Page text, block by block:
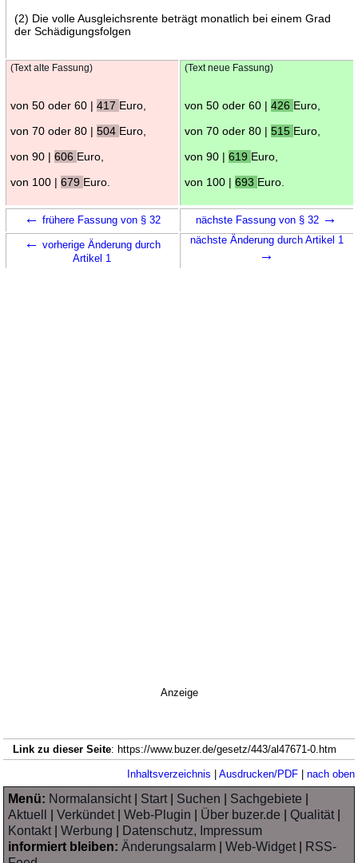
(2) Die volle Ausgleichsrente beträgt monatlich bei einem Grad
der Schädigungsfolgen
(Text alte Fassung)
von 50 oder 60 | 417 Euro,
von 70 oder 80 | 504 Euro,
von 90 | 606 Euro,
von 100 | 679 Euro.
(Text neue Fassung)
von 50 oder 60 | 426 Euro,
von 70 oder 80 | 515 Euro,
von 90 | 619 Euro,
von 100 | 693 Euro.
← frühere Fassung von § 32 nächste Fassung von § 32 →
← vorherige Änderung durch
Artikel 1
nächste Änderung durch Artikel 1
→
Anzeige
Link zu dieser Seite: https://www.buzer.de/gesetz/443/al47671-0.htm
Inhaltsverzeichnis | Ausdrucken/PDF| nach oben
Menü: Normalansicht| Start| Suchen Sachgebiete
Aktuell
|Verkündet|Web-Plugin Über buzer.de |Qualität|
Kontakt|Werbung
Datenschutz, Impressum
informiert bleiben: Änderungsalarm |Web-Widget|
RSS-